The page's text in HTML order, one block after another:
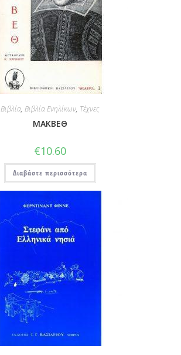
Βιβλία, Βιβλία Ενηλίκων, Τέχνες
ΜΑΚΒΕΘ
€10.60
Διαβάστε περισσότερα